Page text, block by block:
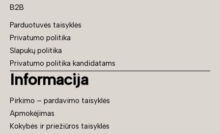
B2B
Parduotuvės taisyklės
Privatumo politika
Slapukų politika
Privatumo politika kandidatams
Informacija
Pirkimo – pardavimo taisyklės
Apmokėjimas
Kokybės ir priežiūros taisyklės